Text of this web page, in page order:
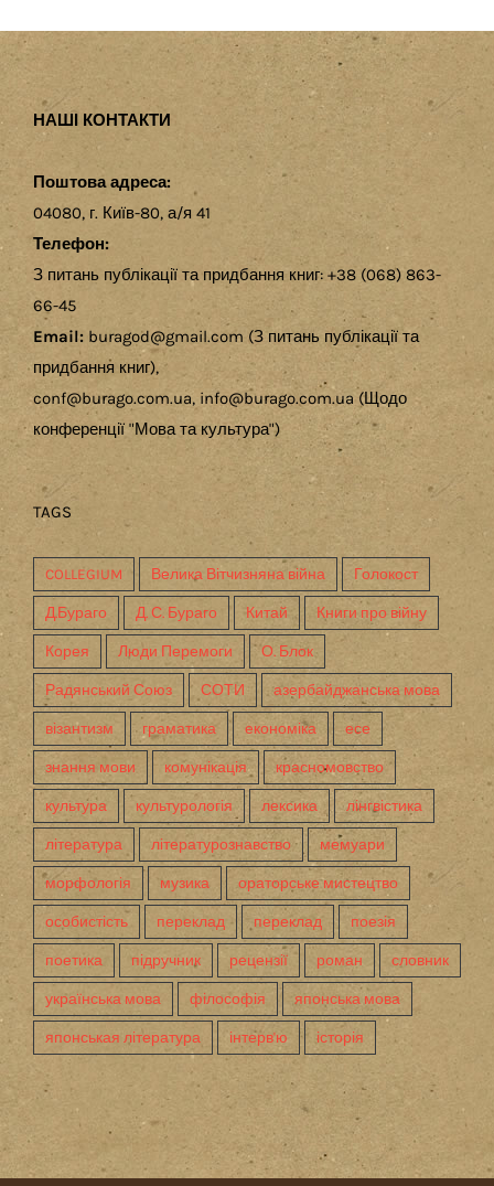
НАШІ КОНТАКТИ
Поштова адреса:
04080, г. Київ-80, а/я 41
Телефон:
З питань публікації та придбання книг: +38 (068) 863-
66-45
Email: buragod@gmail.com (З питань публікації та
придбання книг),
conf@burago.com.ua, info@burago.com.ua (Щодо
конференції "Мова та культура")
TAGS
COLLEGIUM Велика Вітчизняна війна Голокост
Д.Бураго Д. С. Бураго Китай Книги про війну
Корея Люди Перемоги О. Блок
Радянський Союз СОТИ азербайджанська мова
візантизм граматика економіка есе
знання мови комунікація красномовство
культура культурологія лексика лінгвістика
література літературознавство мемуари
морфологія музика ораторське мистецтво
особистість переклад переклад поезія
поетика підручник рецензії роман словник
українська мова філософія японська мова
японськая література інтерв'ю історія